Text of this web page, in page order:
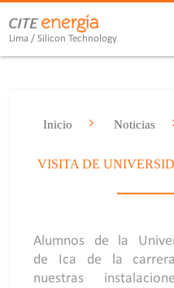
Lima / Silicon Technology
Inicio Noticias
VISITA DE
Alumnos de la
de Ica de la
nuestras